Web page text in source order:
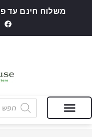
משלוח חינם עד